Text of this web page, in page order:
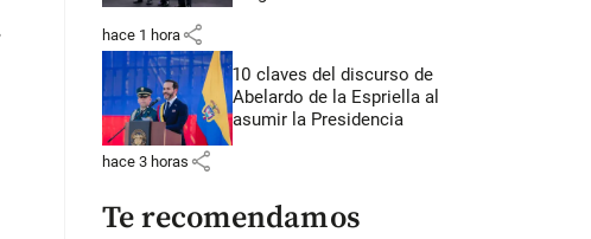
hace 1 hora share
10 claves del discurso de
Abelardo de la Espriella al
asumir la Presidencia
hace 3 horas share
Te recomendamos